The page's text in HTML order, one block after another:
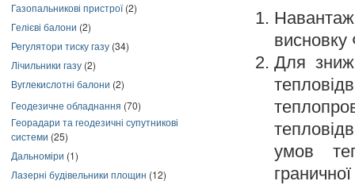
Газопальникові пристрої(2)
Гелієві балони (2)
Регулятори тиску газу (34)
Лічильники газу (2)
Вуглекислотні балони (2)
Геодезичне обладнання (70)
Георадари та геодезичні супутникові
системи (25)
Дальноміри (1)
Лазерні будівельники площин (12)
Для
умов